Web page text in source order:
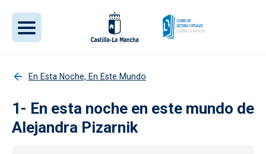
En Esta Noche, En Este Mundo
1- En esta noche en este mundo de
Alejandra Pizarnik